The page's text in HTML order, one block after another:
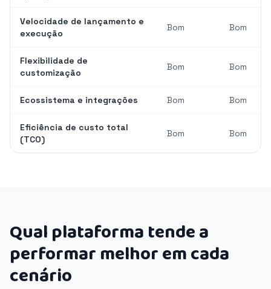
Velocidade de lançamento e
execução
Bom Bom
Flexibilidade de
customização
Bom Bom
Ecossistema e integrações Bom Bom
Eficiência de custo total
(TCO)
Bom Bom
Qual plataforma tende a
performar melhor em cada
cenário